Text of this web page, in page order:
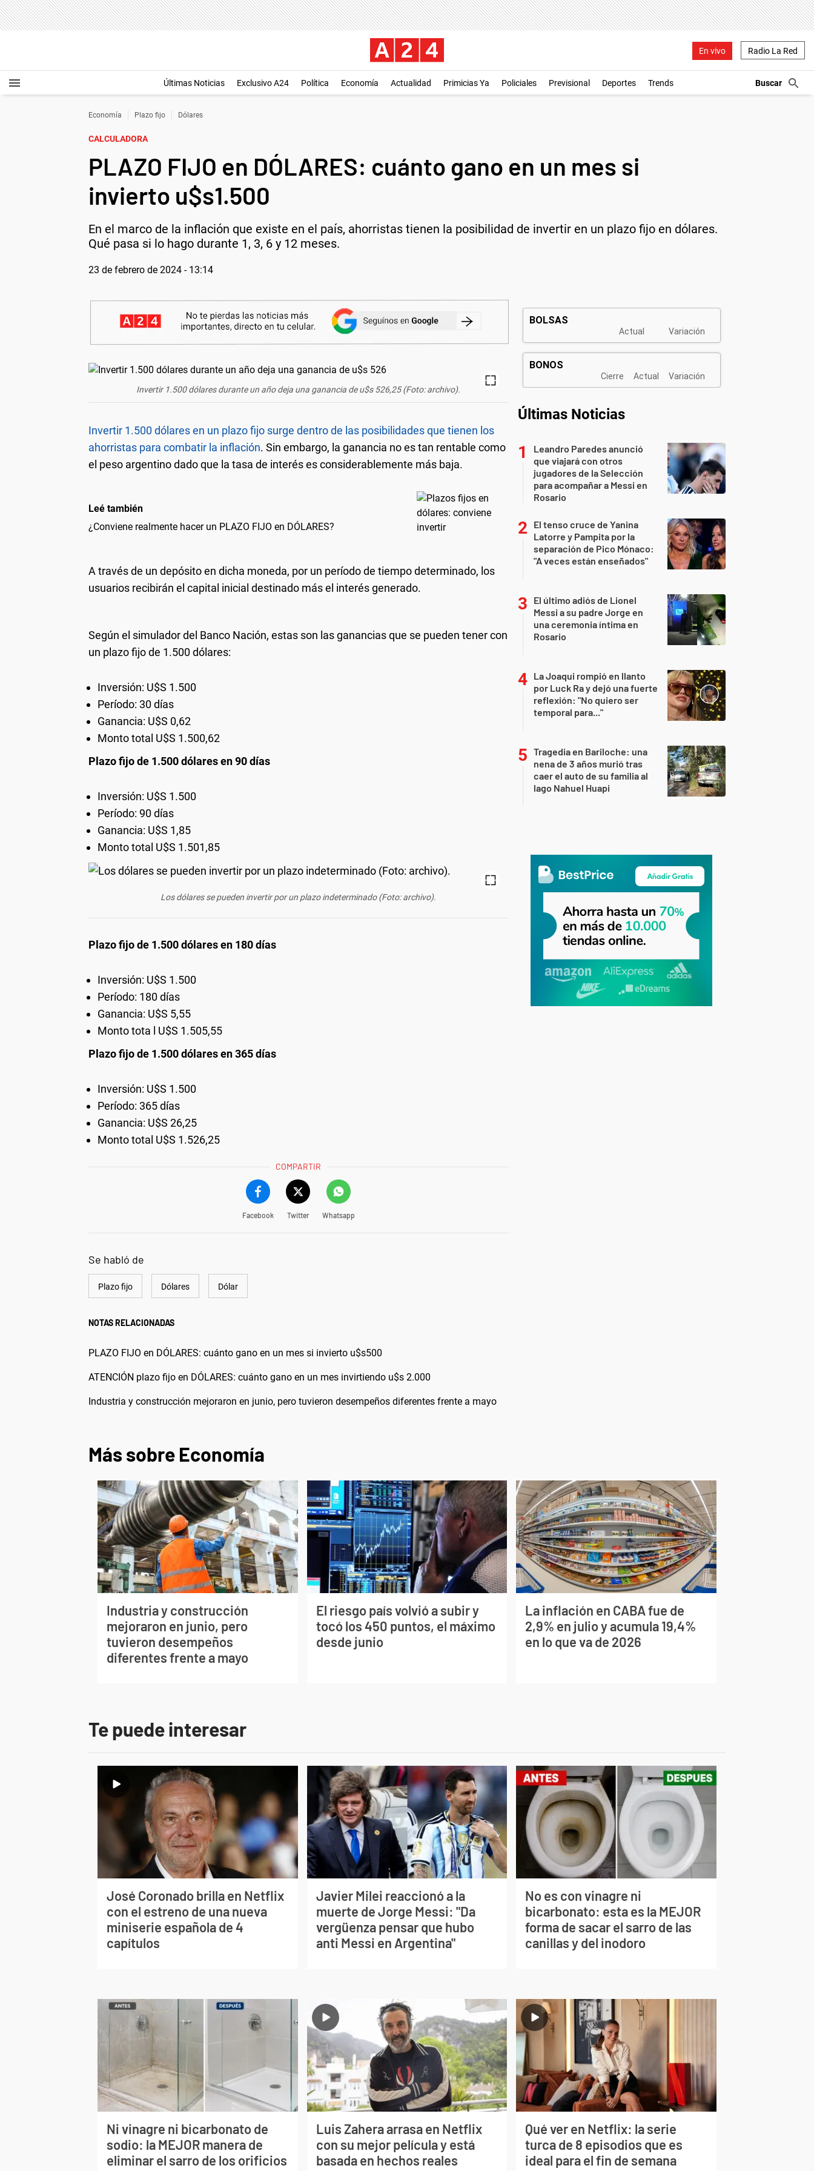
En vivo Radio La Red
Últimas Noticias Exclusivo A24 Política Economía Actualidad Primicias Ya Policiales Previsional Deportes Trends
Economía Plazo fijo Dólares
CALCULADORA
PLAZO FIJO en DÓLARES: cuánto gano en un mes si
invierto u$s1.500
En el marco de la inflación que existe en el país, ahorristas tienen la posibilidad de invertir en un plazo fijo en dólares.
Qué pasa si lo hago durante 1, 3, 6 y 12 meses.
23 de febrero de 2024 - 13:14
Invertir 1.500 dólares durante un año deja una ganancia de u$s 526,25 (Foto: archivo).
Invertir 1.500 dólares en un plazo fijo surge dentro de las posibilidades que tienen los
ahorristas para combatir la inflación. Sin embargo, la ganancia no es tan rentable como
el peso argentino dado que la tasa de interés es considerablemente más baja.
Leé también
¿Conviene realmente hacer un PLAZO FIJO en DÓLARES?
A través de un depósito en dicha moneda, por un período de tiempo determinado, los
usuarios recibirán el capital inicial destinado más el interés generado.
Según el simulador del Banco Nación, estas son las ganancias que se pueden tener con
un plazo fijo de 1.500 dólares:
Inversión: U$S 1.500
Período: 30 días
Ganancia: U$S 0,62
Monto total U$S 1.500,62
Plazo fijo de 1.500 dólares en 90 días
Inversión: U$S 1.500
Período: 90 días
Ganancia: U$S 1,85
Monto total U$S 1.501,85
Los dólares se pueden invertir por un plazo indeterminado (Foto: archivo).
Plazo fijo de 1.500 dólares en 180 días
Inversión: U$S 1.500
Período: 180 días
Ganancia: U$S 5,55
Monto tota l U$S 1.505,55
Plazo fijo de 1.500 dólares en 365 días
Inversión: U$S 1.500
Período: 365 días
Ganancia: U$S 26,25
Monto total U$S 1.526,25
COMPARTIR
Facebook Twitter Whatsapp
Se habló de
Plazo fijo Dólares Dólar
NOTAS RELACIONADAS
PLAZO FIJO en DÓLARES: cuánto gano en un mes si invierto u$s500
ATENCIÓN plazo fijo en DÓLARES: cuánto gano en un mes invirtiendo u$s 2.000
Industria y construcción mejoraron en junio, pero tuvieron desempeños diferentes frente a mayo
Últimas Noticias
Leandro Paredes anunció
que viajará con otros
jugadores de la Selección
para acompañar a Messi en
Rosario
El tenso cruce de Yanina
Latorre y Pampita por la
separación de Pico Mónaco:
"A veces están enseñados"
El último adiós de Lionel
Messi a su padre Jorge en
una ceremonia íntima en
Rosario
La Joaqui rompió en llanto
por Luck Ra y dejó una fuerte
reflexión: "No quiero ser
temporal para..."
Tragedia en Bariloche: una
nena de 3 años murió tras
caer el auto de su familia al
lago Nahuel Huapi
Más sobre Economía
Industria y construcción
mejoraron en junio, pero
tuvieron desempeños
diferentes frente a mayo
El riesgo país volvió a subir y
tocó los 450 puntos, el máximo
desde junio
La inflación en CABA fue de
2,9% en julio y acumula 19,4%
en lo que va de 2026
Te puede interesar
José Coronado brilla en Netflix
con el estreno de una nueva
miniserie española de 4
capítulos
Javier Milei reaccionó a la
muerte de Jorge Messi: "Da
vergüenza pensar que hubo
anti Messi en Argentina"
No es con vinagre ni
bicarbonato: esta es la MEJOR
forma de sacar el sarro de las
canillas y del inodoro
Ni vinagre ni bicarbonato de
sodio: la MEJOR manera de
eliminar el sarro de los orificios
Luis Zahera arrasa en Netflix
con su mejor película y está
basada en hechos reales
Qué ver en Netflix: la serie
turca de 8 episodios que es
ideal para el fin de semana